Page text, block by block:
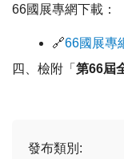
親
66國展專網下載：
🔗66國展專
四、檢附「 第66屆
發布類別: